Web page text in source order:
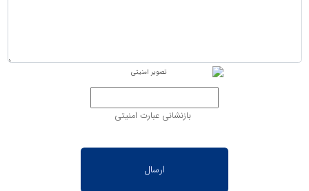
بازنشانی عبارت امنیتی